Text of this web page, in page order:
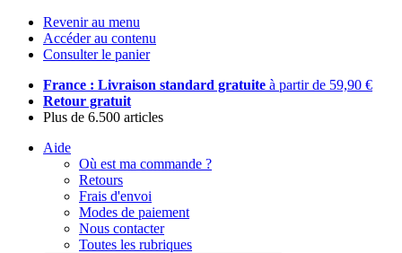
Revenir au menu
Accéder au contenu
Consulter le panier
France : Livraison standard gratuite à partir de 59,90 €
Retour gratuit
Plus de 6.500 articles
Aide
Où est ma commande ?
Retours
Frais d'envoi
Modes de paiement
Nous contacter
Toutes les rubriques